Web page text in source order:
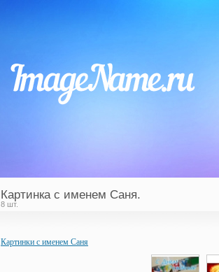
Картинка с именем Саня.
8 шт.
Картинки с именем Саня